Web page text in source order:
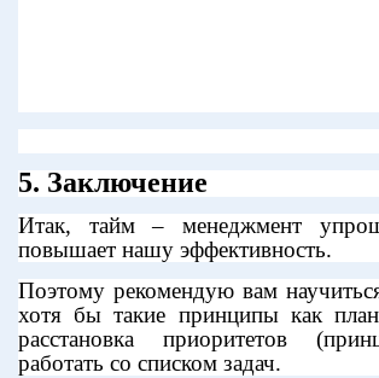
5. Заключение
Итак, тайм – менеджмент
повышает нашу эффективность.
Поэтому рекомендую вам
хотя бы такие принципы как
расстановка приоритетов
работать со списком задач.